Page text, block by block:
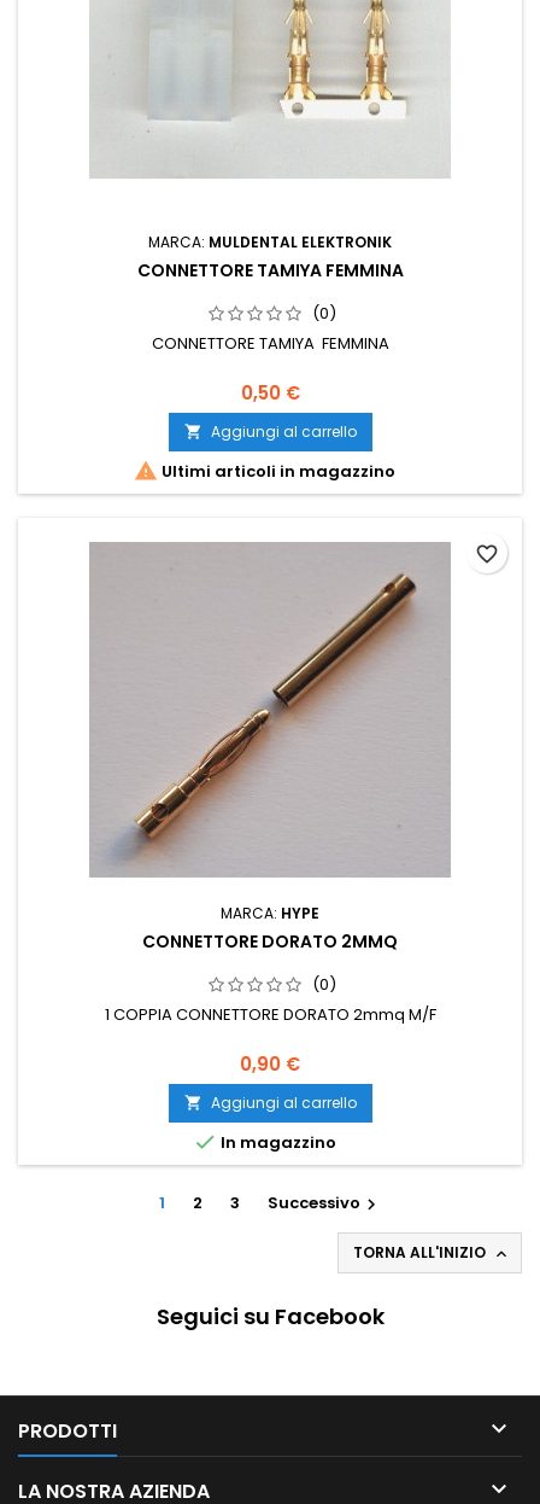
MARCA: MULDENTAL ELEKTRONIK
CONNETTORE TAMIYA FEMMINA
(0)
CONNETTORE TAMIYA FEMMINA
0,50 €
 Aggiungi al carrello
 Ultimi articoli in magazzino
MARCA: HYPE
CONNETTORE DORATO 2MMQ
(0)
1 COPPIA CONNETTORE DORATO 2mmq M/F
0,90 €
 Aggiungi al carrello
 In magazzino
favorite_border
1 2 3 Successivo 
TORNA ALL'INIZIO 
Seguici su Facebook
PRODOTTI 
LA NOSTRA AZIENDA 